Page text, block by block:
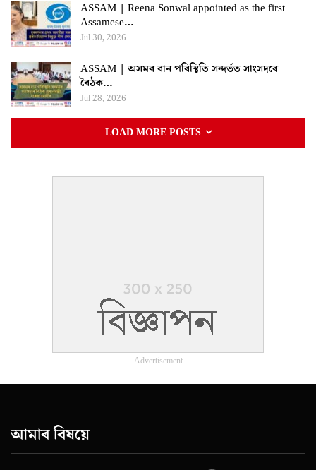
ASSAM | Reena Sonwal appointed as the first
Assamese…
Jul 30, 2026
ASSAM | অসমৰ বান পৰিস্থিতি সন্দৰ্ভত সাংসদৰে
বৈঠক…
Jul 28, 2026
LOAD MORE POSTS
- Advertisement -
আমাৰ বিষয়ে